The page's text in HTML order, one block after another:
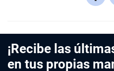
¡Recibe las
en tus propias